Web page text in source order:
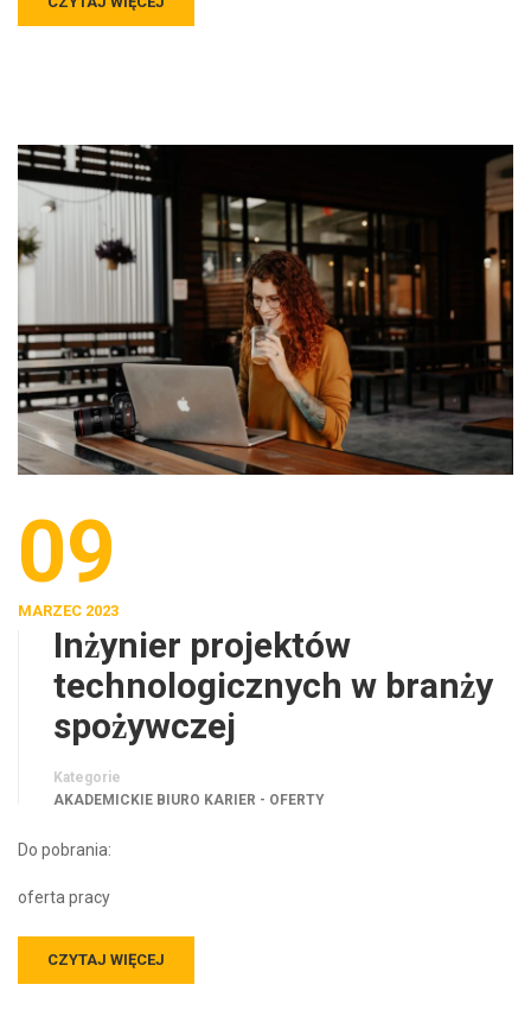
09
MARZEC 2023
Inżynier projektów
technologicznych w branży
spożywczej
Kategorie
AKADEMICKIE BIURO KARIER - OFERTY
Do pobrania:
oferta pracy
CZYTAJ WIĘCEJ